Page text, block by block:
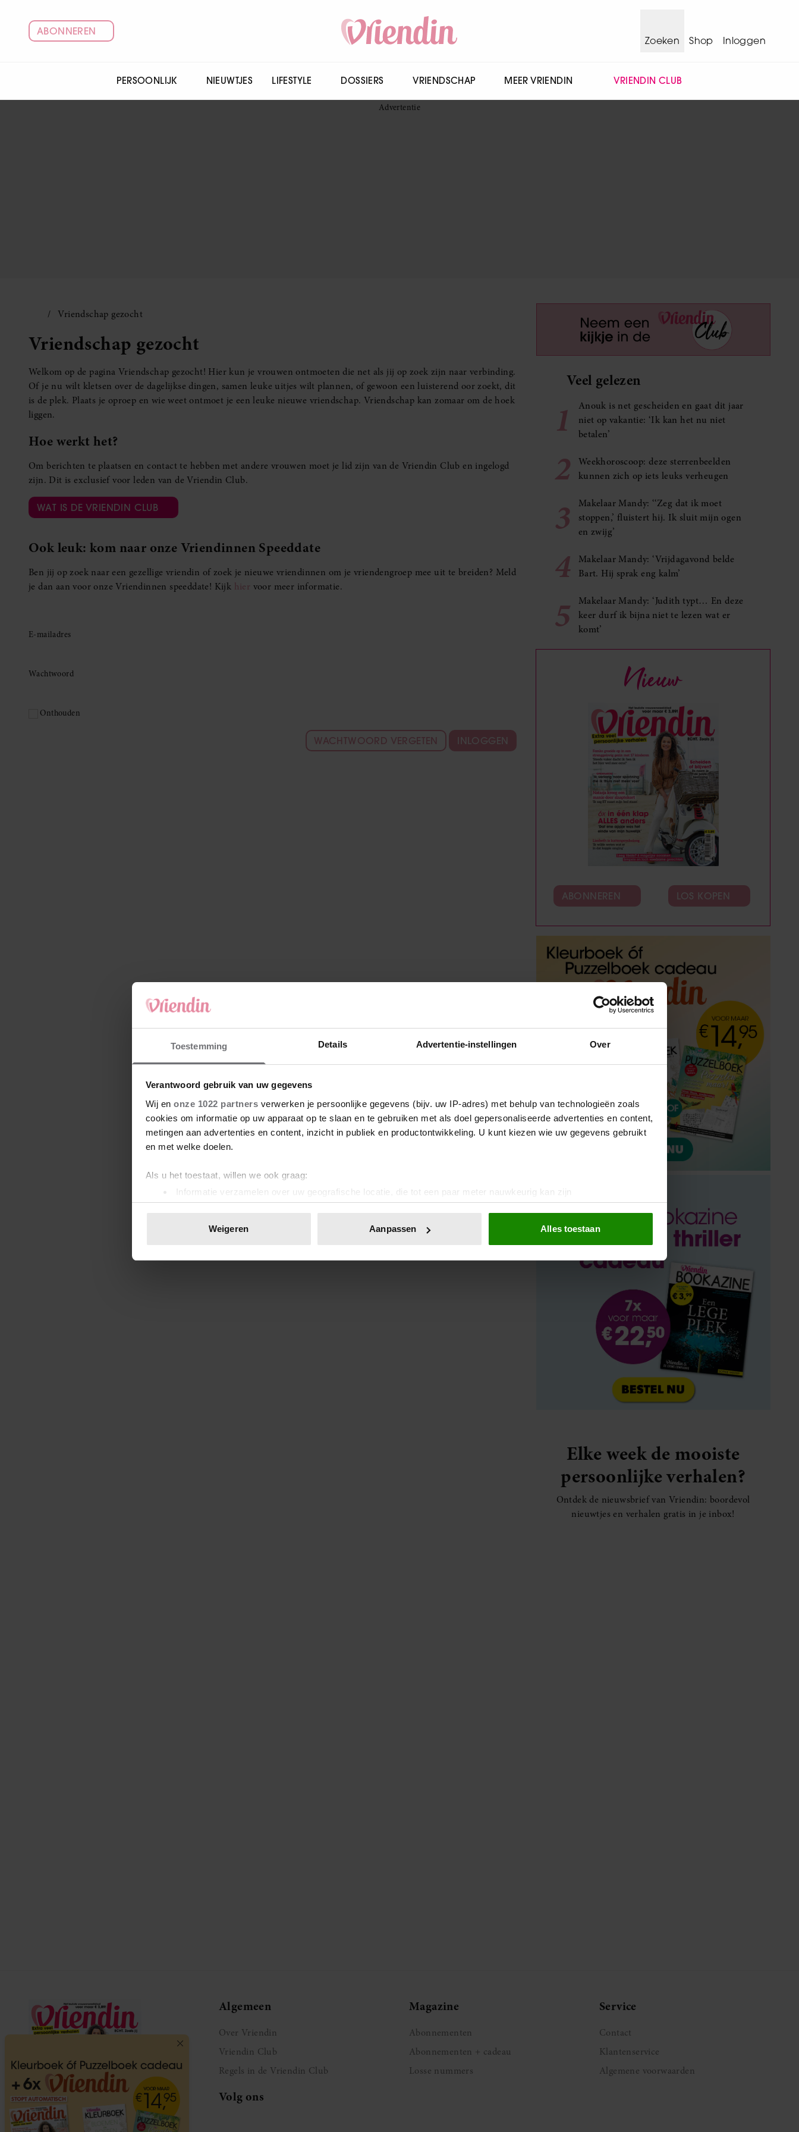
Toestemming Details Advertentie-instellingen Over
Verantwoord gebruik van uw gegevens
Wij en onze 1022 partners verwerken je persoonlijke gegevens (bijv. uw IP-adres) met behulp van technologieën zoals
cookies om informatie op uw apparaat op te slaan en te gebruiken met als doel gepersonaliseerde advertenties en content,
metingen aan advertenties en content, inzicht in publiek en productontwikkeling. U kunt kiezen wie uw gegevens gebruikt
en met welke doelen.
Als u het toestaat, willen we ook graag:
Informatie verzamelen over uw geografische locatie, die tot een paar meter nauwkeurig kan zijn
Uw apparaat identificeren door het actief te scannen op specifieke eigenschappen (fingerprinting)
toestemming op elk moment wijzigen of intrekken in de Cookieverklaring.
We gebruiken cookies om content en advertenties te personaliseren, om functies voor social media te bieden en om ons
media, adverteren en analyse. Deze partners kunnen deze gegevens combineren met andere informatie die u aan ze heeft
verstrekt of die ze hebben verzameld op basis van uw gebruik van hun services. U gaat akkoord met onze cookies als u
Weigeren Aanpassen Alles toestaan
ABONNEREN
Zoeken
Shop Inloggen
PERSOONLIJK NIEUWTJES LIFESTYLE DOSSIERS VRIENDSCHAP MEER VRIENDIN VRIENDIN CLUB
Vriendschap gezocht
Vriendschap gezocht
Welkom op de pagina Vriendschap gezocht! Hier kun je vrouwen ontmoeten die net als jij op zoek zijn naar verbinding.
Of je nu wilt kletsen over de dagelijkse dingen, samen leuke uitjes wilt plannen, of gewoon een luisterend oor zoekt, dit
is de plek. Plaats je oproep en wie weet ontmoet je een leuke nieuwe vriendschap. Vriendschap kan zomaar om de hoek
liggen.
Hoe werkt het?
Om berichten te plaatsen en contact te hebben met andere vrouwen moet je lid zijn van de Vriendin Club en ingelogd
zijn. Dit is exclusief voor leden van de Vriendin Club.
WAT IS DE VRIENDIN CLUB
Ook leuk: kom naar onze Vriendinnen Speeddate
Ben jij op zoek naar een gezellige vriendin of zoek je nieuwe vriendinnen om je vriendengroep mee uit te breiden? Meld
je dan aan voor onze Vriendinnen speeddate! Kijk hier voor meer informatie.
E-mailadres
Wachtwoord
Onthouden
WACHTWOORD VERGETEN INLOGGEN
Veel gelezen
1
Anouk is net gescheiden en gaat dit jaar
niet op vakantie: ‘Ik kan het nu niet
betalen’
2
Weekhoroscoop: deze sterrenbeelden
kunnen zich op iets leuks verheugen
3
Makelaar Mandy: ‘‘Zeg dat ik moet
stoppen,’ fluistert hij. Ik sluit mijn ogen
en zwijg’
4
Makelaar Mandy: ‘Vrijdagavond belde
Bart. Hij sprak eng kalm’
5
Makelaar Mandy: ‘Judith typt… En deze
keer durf ik bijna niet te lezen wat er
komt’
Nieuw
ABONNEREN LOS KOPEN
Elke week de mooiste
persoonlijke verhalen?
Ontdek de nieuwsbrief van Vriendin: boordevol
nieuwtjes en verhalen gratis in je inbox!
Algemeen
Over Vriendin
Vriendin Club
Regels in de Vriendin Club
Volg ons
Magazine
Abonnementen
Abonnementen + cadeau
Losse nummers
Service
Contact
Klantenservice
Algemene voorwaarden